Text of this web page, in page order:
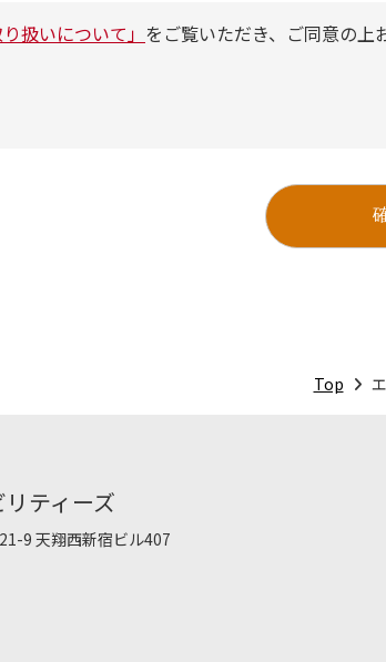
扱いについて」 をご覧いただき、ご同意の上
Top
ティーズ
9 天翔西新宿ビル407